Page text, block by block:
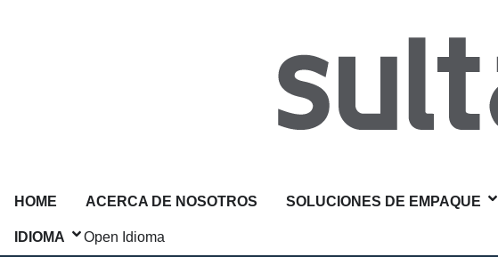
HOME ACERCA DE NOSOTROS SOLUCIONES DE EMPAQUE
IDIOMA Open Idioma